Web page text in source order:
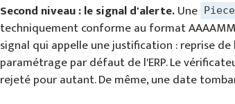
Second niveau : le signal d'alerte.Une
techniquement conforme au format
signal qui appelle une justification : reprise
paramétrage par défaut de l'ERP. Le
rejeté pour autant. De même, une date